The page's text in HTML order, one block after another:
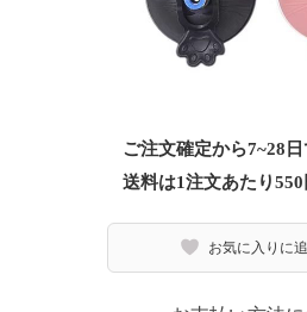
ご注文確定から7~28
送料は1注文あたり550
お気に入りに